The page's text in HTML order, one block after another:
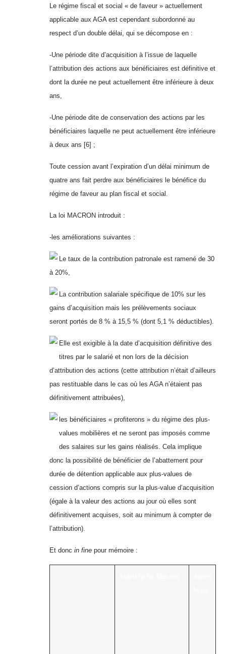
Le régime fiscal et social « de faveur » actuellement
applicable aux AGA est cependant subordonné au
respect d’un double délai, qui se décompose en :
-Une période dite d’acquisition à l’issue de laquelle
l’attribution des actions aux bénéficiaires est définitive et
dont la durée ne peut actuellement être inférieure à deux
ans,
-Une période dite de conservation des actions par les
bénéficiaires laquelle ne peut actuellement être inférieure
à deux ans [6] ;
Toute cession avant l’expiration d’un délai minimum de
quatre ans fait perdre aux bénéficiaires le bénéfice du
régime de faveur au plan fiscal et social.
La loi MACRON introduit :
-les améliorations suivantes :
Le taux de la contribution patronale est ramené de 30
à 20%,
La contribution salariale spécifique de 10% sur les
gains d’acquisition mais les prélèvements sociaux
seront portés de 8 % à 15,5 % (dont 5,1 % déductibles).
Elle est exigible à la date d’acquisition définitive des
titres par le salarié et non lors de la décision
d’attribution des actions (cette attribution n’était d’ailleurs
pas restituable dans le cas où les AGA n’étaient pas
définitivement attribuées),
les bénéficiaires « profiterons » du régime des plus-
values mobilières et ne seront pas imposés comme
des salaires sur les gains réalisés. Cela implique
donc la possibilité de bénéficier de l’abattement pour
durée de détention applicable aux plus-values de
cession d’actions compris sur la plus-value d’acquisition
(égale à la valeur des actions au jour où elles sont
définitivement acquises, soit au minimum à compter de
l’attribution).
Et donc in fine pour mémoire :